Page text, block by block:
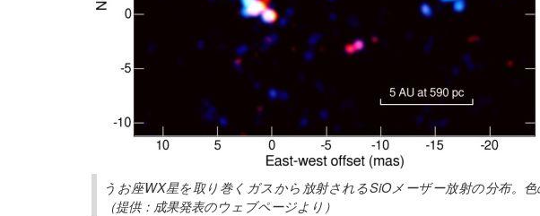
うお座WX星を取り巻くガスから放射されるSiOメーザー放射の分布。
（提供：成果発表のウェブページより）